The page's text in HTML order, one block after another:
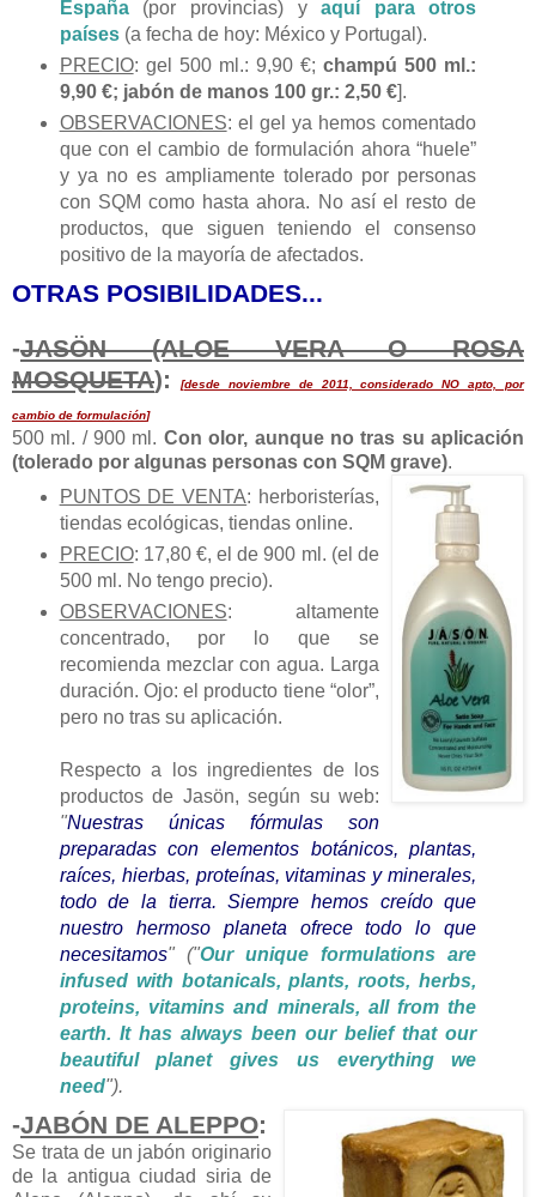
España(por provincias) yaquí para otros
países(a fecha de hoy: México y Portugal).
PRECIO: gel 500 ml.: 9,90 €;champú 500 ml.:
9,90 €; jabón de manos 100 gr.: 2,50 €].
OBSERVACIONES: el gel ya hemos comentado
que con el cambio de formulación ahora “huele”
y ya no es ampliamente tolerado por personas
con SQM como hasta ahora. No así el resto de
productos, que siguen teniendo el consenso
positivo de la mayoría de afectados.
OTRAS POSIBILIDADES...
-JASÖN (ALOE VERA O ROSA
MOSQUETA): [desde noviembre de 2011, considerado NO apto, por
cambio de formulación]
500 ml. / 900 ml. Con olor, aunque no tras su aplicación
(tolerado por algunas personas con SQM grave).
PUNTOS DE VENTA: herboristerías,
tiendas ecológicas, tiendas online.
PRECIO: 17,80 €, el de 900 ml. (el de
500 ml. No tengo precio).
OBSERVACIONES: altamente
concentrado, por lo que se
recomienda mezclar con agua. Larga
duración. Ojo: el producto tiene “olor”,
pero no tras su aplicación.
Respecto a los ingredientes de los
productos de Jasön, según su web:
"Nuestras únicas fórmulas son
preparadas con elementos botánicos, plantas,
raíces, hierbas, proteínas, vitaminas y minerales,
todo de la tierra. Siempre hemos creído que
nuestro hermoso planeta ofrece todo lo que
necesitamos" ("Our unique formulations are
infused with botanicals, plants, roots, herbs,
proteins, vitamins and minerals, all from the
earth. It has always been our belief that our
beautiful planet gives us everything we
need").
-JABÓN DE ALEPPO:
Se trata de un jabón originario
de la antigua ciudad siria de